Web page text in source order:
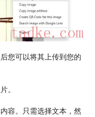
您可以将其上传到您的
。
容。只需选择文本，然